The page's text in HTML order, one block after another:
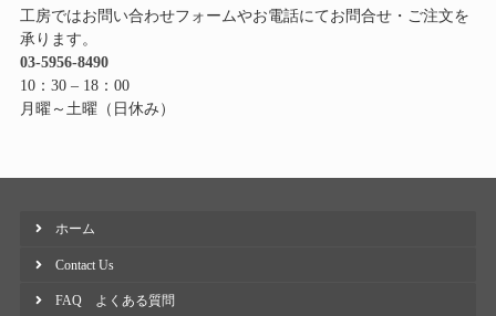
工房ではお問い合わせフォームやお電話にてお問合せ・ご注文を
承ります。
03-5956-8490
10：30 – 18：00
月曜～土曜（日休み）
ホーム
Contact Us
FAQ よくある質問